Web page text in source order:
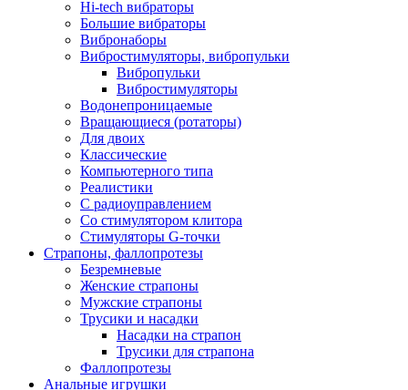
Hi-tech вибраторы
Большие вибраторы
Вибронаборы
Вибростимуляторы, вибропульки
Вибропульки
Вибростимуляторы
Водонепроницаемые
Вращающиеся (ротаторы)
Для двоих
Классические
Компьютерного типа
Реалистики
С радиоуправлением
Со стимулятором клитора
Стимуляторы G-точки
Страпоны, фаллопротезы
Безремневые
Женские страпоны
Мужские страпоны
Трусики и насадки
Насадки на страпон
Трусики для страпона
Фаллопротезы
Анальные игрушки